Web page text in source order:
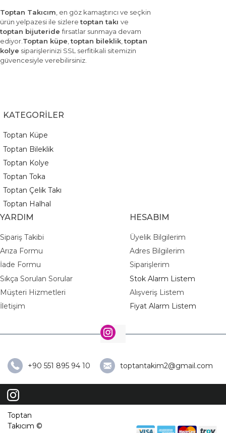
Toptan Takıcım, en göz kamaştırıcı ve seçkin
ürün yelpazesi ile sizleretoptan takı ve
toptan bijuteridefırsatlar sunmaya devam
ediyor.Toptan küpe,toptan bileklik,toptan
kolye siparişlerinizi SSL serfitikali sitemizin
güvencesiyle verebilirsiniz.
KATEGORİLER
Toptan Küpe
Toptan Bileklik
Toptan Kolye
Toptan Toka
Toptan Çelik Takı
Toptan Halhal
YARDIM
Sipariş Takibi
Arıza Formu
İade Formu
Sıkça Sorulan Sorular
Müşteri Hizmetleri
İletişim
HESABIM
Üyelik Bilgilerim
Adres Bilgilerim
Siparişlerim
Stok Alarm Listem
Alışveriş Listem
Fiyat Alarm Listem
+90 551 895 94 10 toptantakim2@gmail.com
Toptan
Takıcım ©